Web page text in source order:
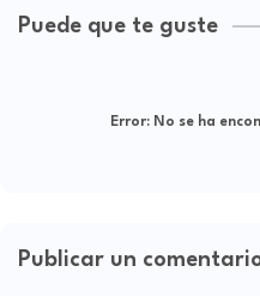
Puede que te guste
Error:No se ha
Publicar un